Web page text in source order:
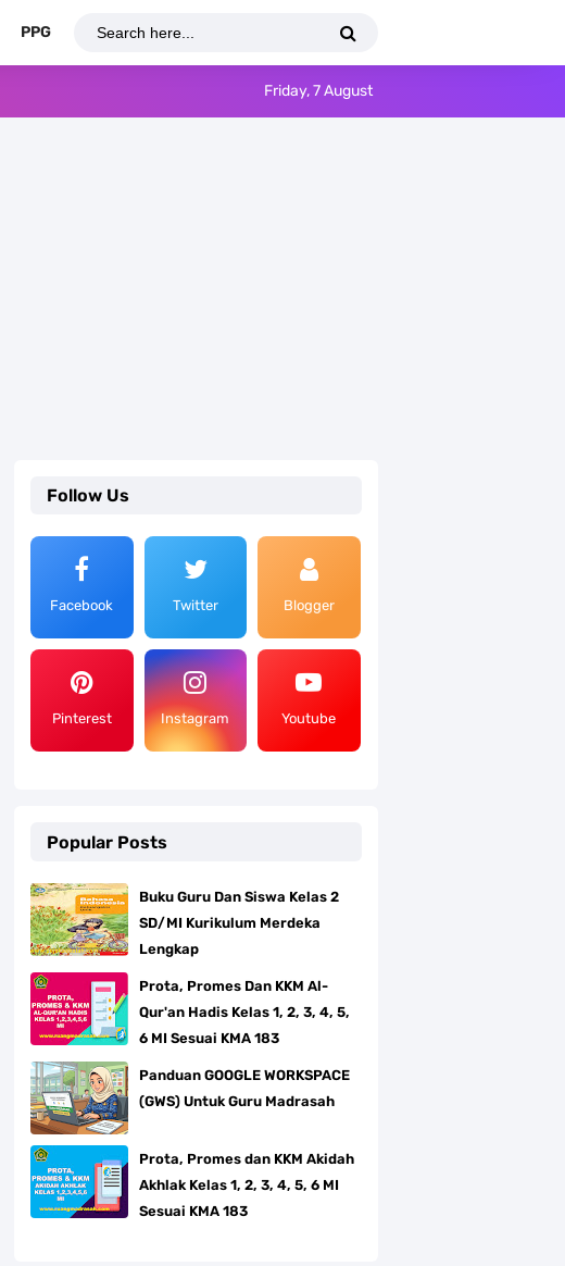
PPG
Friday, 7 August
Follow Us
Facebook Twitter Blogger
Pinterest Instagram Youtube
Popular Posts
Buku Guru Dan Siswa Kelas 2
SD/MI Kurikulum Merdeka
Lengkap
Prota, Promes Dan KKM Al-
Qur'an Hadis Kelas 1, 2, 3, 4, 5,
6 MI Sesuai KMA 183
Panduan GOOGLE WORKSPACE
(GWS) Untuk Guru Madrasah
Prota, Promes dan KKM Akidah
Akhlak Kelas 1, 2, 3, 4, 5, 6 MI
Sesuai KMA 183